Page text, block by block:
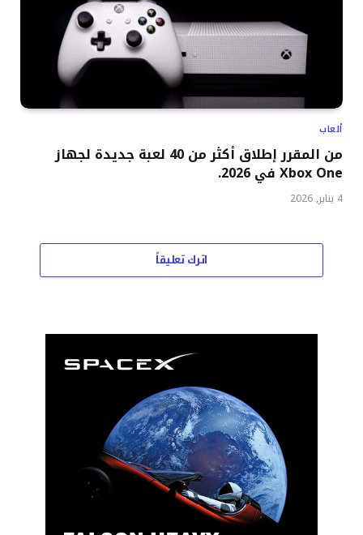
ألعاب
من المقرر إطلاق أكثر من 40 لعبة جديدة لجهاز
Xbox One في 2026.
4 يناير, 2026
اترك تعليقاً